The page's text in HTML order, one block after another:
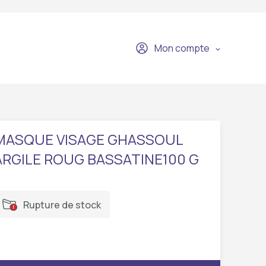
Mon compte
VISAGE GHASSOUL
ROUG BASSATINE100 G
Rupture de stock